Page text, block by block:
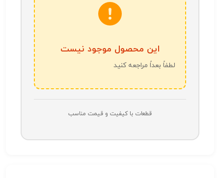
این محصول موجود نیست
لطفاً بعداً مراجعه کنید
قطعات با کیفیت و قیمت مناسب